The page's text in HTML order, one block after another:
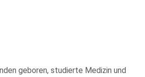
geboren, studierte Medizin und